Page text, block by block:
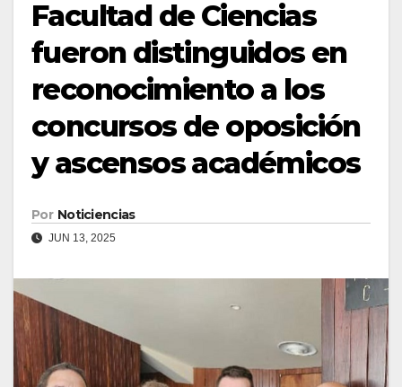
Facultad de Ciencias
fueron distinguidos en
reconocimiento a los
concursos de oposición
y ascensos académicos
Por Noticiencias
JUN 13, 2025